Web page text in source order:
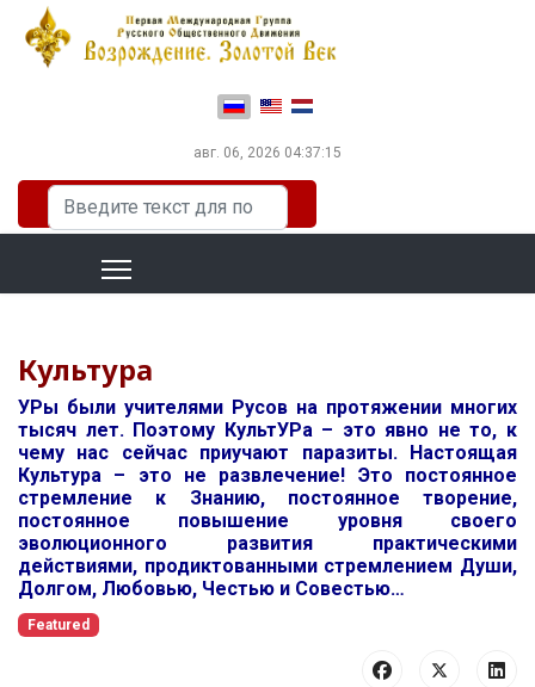
Выберите язык
авг. 06, 2026 04:37:16
Искать...
Культура
УРы были учителями Русов на протяжении многих
тысяч лет. Поэтому КультУРа – это явно не то, к
чему нас сейчас приучают паразиты. Настоящая
Культура – это не развлечение! Это постоянное
стремление к Знанию, постоянное творение,
постоянное повышение уровня своего
эволюционного развития практическими
действиями, продиктованными стремлением Души,
Долгом, Любовью, Честью и Совестью…
Featured